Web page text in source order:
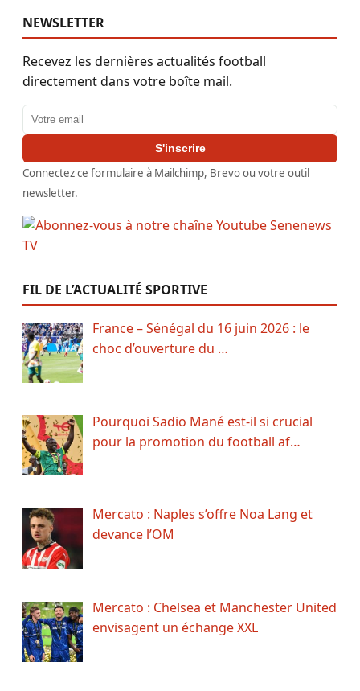
NEWSLETTER
Recevez les dernières actualités football
directement dans votre boîte mail.
Adresse email
S'inscrire
Connectez ce formulaire à Mailchimp, Brevo ou votre outil
newsletter.
FIL DE L’ACTUALITÉ SPORTIVE
France – Sénégal du 16 juin 2026 : le
choc d’ouverture du …
Pourquoi Sadio Mané est-il si crucial
pour la promotion du football af…
Mercato : Naples s’offre Noa Lang et
devance l’OM
Mercato : Chelsea et Manchester United
envisagent un échange XXL